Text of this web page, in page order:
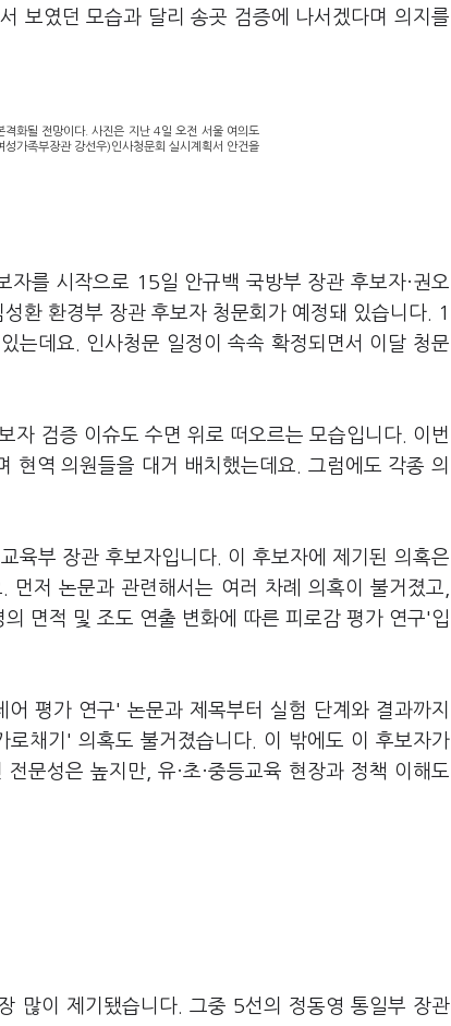
보였던 모습과 달리 송곳 검증에 나서겠다며 의지를
화될 전망이다. 사진은 지난 4일 오전 서울 여의도
가족부장관 강선우)인사청문회 실시계획서 안건을
를 시작으로 15일 안규백 국방부 장관 후보자·권오
환 환경부 장관 후보자 청문회가 예정돼 있습니다. 1
는데요. 인사청문 일정이 속속 확정되면서 이달 청문
자 검증 이슈도 수면 위로 떠오르는 모습입니다. 이번
역 의원들을 대거 배치했는데요. 그럼에도 각종 의
육부 장관 후보자입니다. 이 후보자에 제기된 의혹은
저 논문과 관련해서는 여러 차례 의혹이 불거졌고,
면적 및 조도 연출 변화에 따른 피로감 평가 연구'입
평가 연구' 논문과 제목부터 실험 단계와 결과까지
채기' 의혹도 불거졌습니다. 이 밖에도 이 후보자가
문성은 높지만, 유·초·중등교육 현장과 정책 이해도
많이 제기됐습니다. 그중 5선의 정동영 통일부 장관